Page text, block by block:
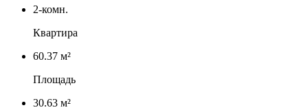
2-комн.
Квартира
60.37 м²
Площадь
30.63 м²